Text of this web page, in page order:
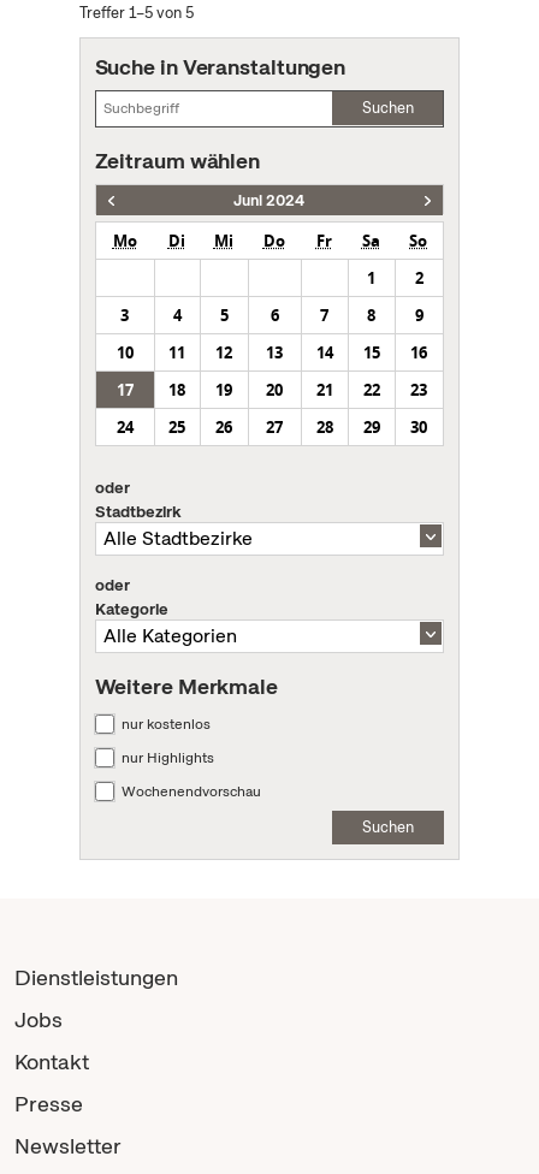
Treffer 1–5 von 5
Suche in Veranstaltungen
Suchen
Zeitraum wählen
Juni 2024
Mo Di Mi Do Fr Sa
So
1
2
3
4 5 6 7 8
9
10
11 12 13 14 15
16
17
18 19 20 21 22
23
24
25 26 27 28 29 30
oder
Stadtbezirk
oder
Kategorie
Weitere Merkmale
nur kostenlos
nur Highlights
Wochenendvorschau
Suchen
Dienstleistungen
Jobs
Kontakt
Presse
Newsletter